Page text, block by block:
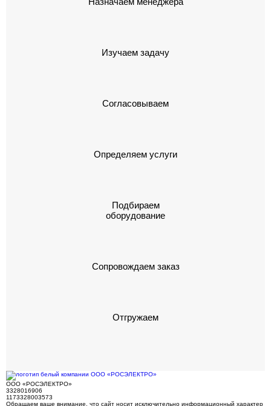
Изучаем задачу
Согласовываем
Определяем услуги
Подбираем
оборудование
Сопровождаем заказ
Отгружаем
ООО «РОСЭЛЕКТРО»
3328016906
1173328003573
Обращаем ваше внимание, что сайт носит исключительно информационный характер